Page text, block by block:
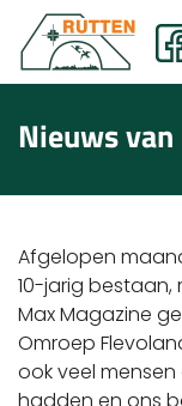
Nieuws
Afgelopen
10-jarig bestaan,
Max Magazine
Omroep
ook veel